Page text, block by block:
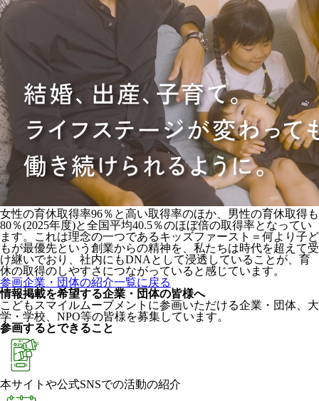
女性の育休取得率96％と高い取得率のほか、男性の育休取得も
80％(2025年度)と全国平均40.5％のほぼ倍の取得率となってい
ます。これは理念の一つであるキッズファースト＝何より子ど
もが最優先という創業からの精神を、私たちは時代を超えて受
け継いでおり、社内にもDNAとして浸透していることが、育
休の取得のしやすさにつながっていると感じています。
参画企業・団体の紹介一覧に戻る
情報掲載を希望する企業・団体の皆様へ
こどもスマイルムーブメントに参画いただける企業・団体、大
学・学校、NPO等の皆様を募集しています。
参画するとできること
本サイトや公式SNSでの活動の紹介